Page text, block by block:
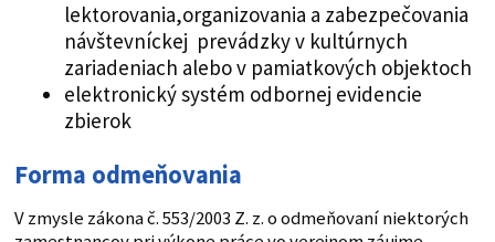
lektorovania,organizovania a zabezpečovania
návštevníckej prevádzky v kultúrnych
zariadeniach alebo v pamiatkových objektoch
elektronický systém odbornej evidencie
zbierok
Forma odmeňovania
V zmysle zákona č. 553/2003 Z. z. o odmeňovaní niektorých